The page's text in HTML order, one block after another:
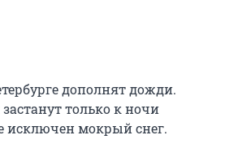
дополнят дожди.
только к ночи
исключен мокрый снег.